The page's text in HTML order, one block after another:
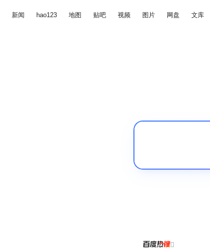
新闻 hao123 地图 贴吧 视频 图片 网盘 文库
